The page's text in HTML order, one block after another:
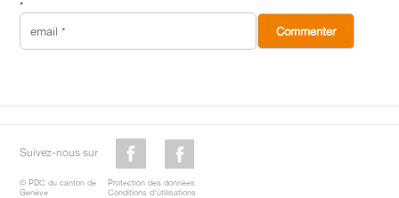
*
Suivez-nous sur
© PDC du canton de
Genève
Protection des données
Conditions d'utilisations